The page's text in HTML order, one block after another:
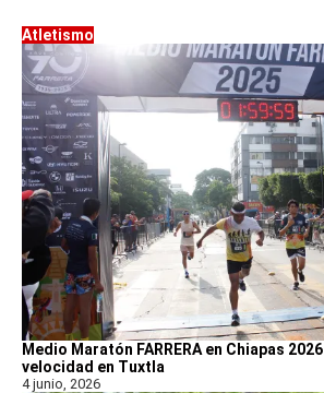
Atletismo
Medio Maratón FARRERA en Chiapas
velocidad en Tuxtla
4 junio, 2026